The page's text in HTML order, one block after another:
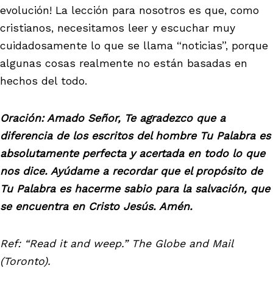
evolución! La lección para nosotros es que, como
cristianos, necesitamos leer y escuchar muy
cuidadosamente lo que se llama “noticias”, porque
algunas cosas realmente no están basadas en
hechos del todo.
Oración: Amado Señor, Te agradezco que a
diferencia de los escritos del hombre Tu Palabra es
absolutamente perfecta y acertada en todo lo que
nos dice. Ayúdame a recordar que el propósito de
Tu Palabra es hacerme sabio para la salvación, que
se encuentra en Cristo Jesús. Amén.
Ref: “Read it and weep.” The Globe and Mail
(Toronto).